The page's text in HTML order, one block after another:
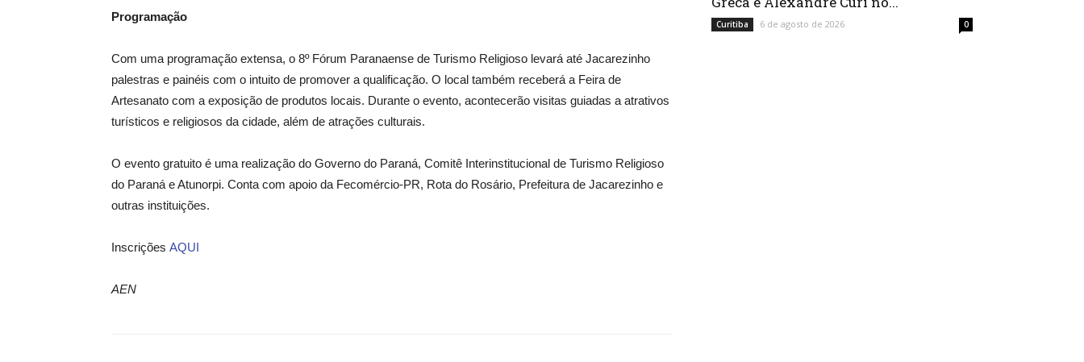
Programação
Com uma programação extensa, o 8º Fórum Paranaense de Turismo Religioso levará até Jacarezinho
palestras e painéis com o intuito de promover a qualificação. O local também receberá a Feira de
Artesanato com a exposição de produtos locais. Durante o evento, acontecerão visitas guiadas a atrativos
turísticos e religiosos da cidade, além de atrações culturais.
O evento gratuito é uma realização do Governo do Paraná, Comitê Interinstitucional de Turismo Religioso
do Paraná e Atunorpi. Conta com apoio da Fecomércio-PR, Rota do Rosário, Prefeitura de Jacarezinho e
outras instituições.
Inscrições AQUI
AEN
Curitiba 6 de agosto de 2026 0